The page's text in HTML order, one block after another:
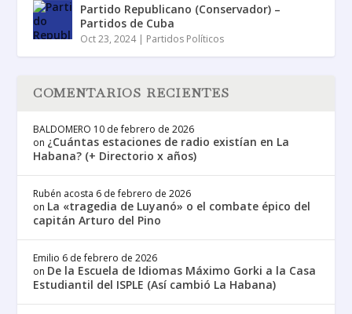
Partido Republicano (Conservador) –
Partidos de Cuba
Oct 23, 2024| Partidos Políticos
COMENTARIOS RECIENTES
BALDOMERO 10 de febrero de 2026
on ¿Cuántas estaciones de radio existían en La
Habana? (+ Directorio x años)
Rubén acosta 6 de febrero de 2026
on La «tragedia de Luyanó» o el combate épico del
capitán Arturo del Pino
Emilio 6 de febrero de 2026
on De la Escuela de Idiomas Máximo Gorki a la Casa
Estudiantil del ISPLE (Así cambió La Habana)